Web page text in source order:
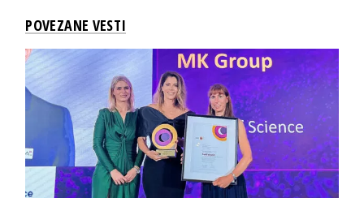
POVEZANE VESTI